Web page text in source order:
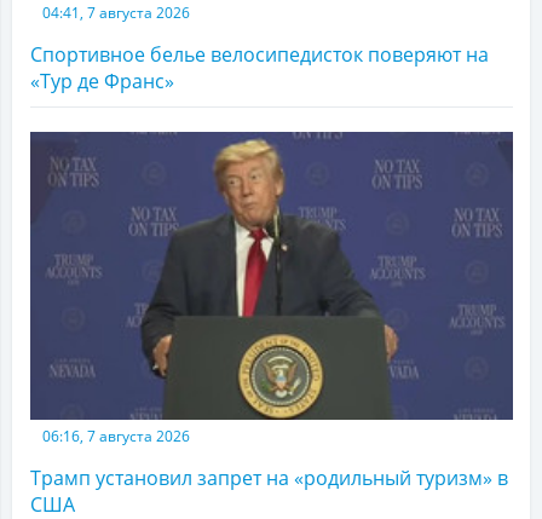
04:41, 7 августа 2026
Спортивное белье велосипедисток поверяют на
«Тур де Франс»
06:16, 7 августа 2026
Трамп установил запрет на «родильный туризм» в
США